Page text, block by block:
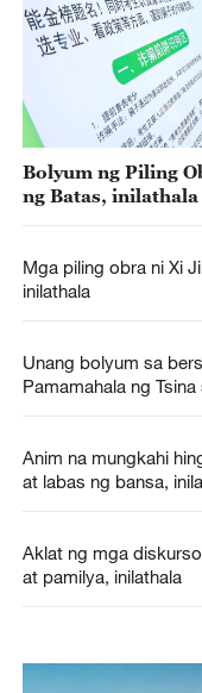
Bolyum ng Piling
Mga piling obra ni Xi
inilathala
Unang bolyum sa
Pamamahala ng
Anim na mungkahi
at labas ng bansa,
Aklat ng mga
at pamilya, inilathala